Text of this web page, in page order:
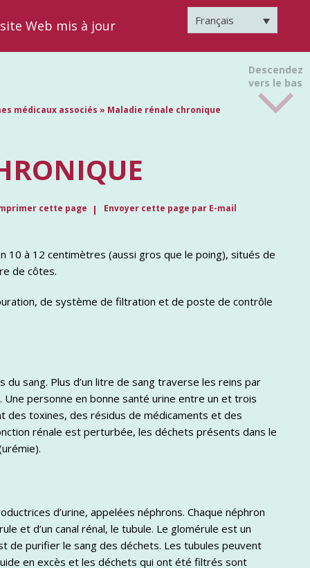
Web mis à jour Français
médicaux associés » Maladie rénale chronique
cette page Envoyer cette page par E-mail
10 à 12 centimètres (aussi gros que le poing), situés de
de côtes.
de système de filtration et de poste de contrôle
sang. Plus d’un litre de sang traverse les reins par
personne en bonne santé urine entre un et trois
des toxines, des résidus de médicaments et des
rénale est perturbée, les déchets présents dans le
d’urine, appelées néphrons. Chaque néphron
et d’un canal rénal, le tubule. Le glomérule est un
de purifier le sang des déchets. Les tubules peuvent
en excès et les déchets qui ont été filtrés sont
Descendez
vers le bas